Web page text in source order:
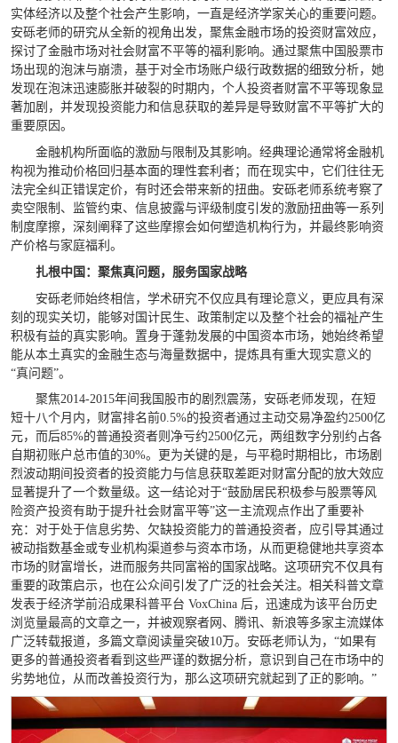
实体经济以及整个社会产生影响，一直是经济学家关心的重要问题。
安砾老师的研究从全新的视角出发，聚焦金融市场的投资财富效应，
探讨了金融市场对社会财富不平等的福利影响。通过聚焦中国股票市
场出现的泡沫与崩溃，基于对全市场账户级行政数据的细致分析，她
发现在泡沫迅速膨胀并破裂的时期内，个人投资者财富不平等现象显
著加剧，并发现投资能力和信息获取的差异是导致财富不平等扩大的
重要原因。
金融机构所面临的激励与限制及其影响。经典理论通常将金融机
构视为推动价格回归基本面的理性套利者；而在现实中，它们往往无
法完全纠正错误定价，有时还会带来新的扭曲。安砾老师系统考察了
卖空限制、监管约束、信息披露与评级制度引发的激励扭曲等一系列
制度摩擦，深刻阐释了这些摩擦会如何塑造机构行为，并最终影响资
产价格与家庭福利。
扎根中国：聚焦真问题，服务国家战略
安砾老师始终相信，学术研究不仅应具有理论意义，更应具有深
刻的现实关切，能够对国计民生、政策制定以及整个社会的福祉产生
积极有益的真实影响。置身于蓬勃发展的中国资本市场，她始终希望
能从本土真实的金融生态与海量数据中，提炼具有重大现实意义的
“真问题”。
聚焦2014-2015年间我国股市的剧烈震荡，安砾老师发现，在短
短十八个月内，财富排名前0.5%的投资者通过主动交易净盈约2500亿
元，而后85%的普通投资者则净亏约2500亿元，两组数字分别约占各
自期初账户总市值的30%。更为关键的是，与平稳时期相比，市场剧
烈波动期间投资者的投资能力与信息获取差距对财富分配的放大效应
显著提升了一个数量级。这一结论对于“鼓励居民积极参与股票等风
险资产投资有助于提升社会财富平等”这一主流观点作出了重要补
充：对于处于信息劣势、欠缺投资能力的普通投资者，应引导其通过
被动指数基金或专业机构渠道参与资本市场，从而更稳健地共享资本
市场的财富增长，进而服务共同富裕的国家战略。这项研究不仅具有
重要的政策启示，也在公众间引发了广泛的社会关注。相关科普文章
发表于经济学前沿成果科普平台 VoxChina 后，迅速成为该平台历史
浏览量最高的文章之一，并被观察者网、腾讯、新浪等多家主流媒体
广泛转载报道，多篇文章阅读量突破10万。安砾老师认为，“如果有
更多的普通投资者看到这些严谨的数据分析，意识到自己在市场中的
劣势地位，从而改善投资行为，那么这项研究就起到了正的影响。”